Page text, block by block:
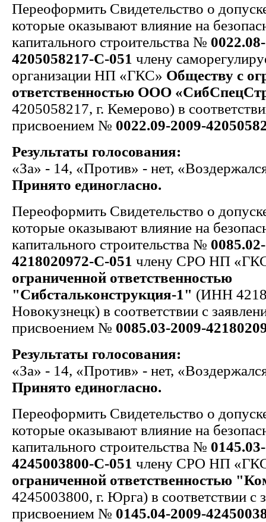
Переоформить Свидетельство о
которые оказывают влияние на
капитального строительства №
4205058217-С-051 члену
организации НП «ГКС» Обществу с
ответственностью ООО
4205058217, г. Кемерово) в
присвоением № 0022.09-2009-
Результаты голосования:
«За» - 14, «Против» - нет,
Принято единогласно.
Переоформить Свидетельство о
которые оказывают влияние на
капитального строительства №
4218020972-С-051 члену СРО НП
ограниченной ответственностью
"Сибстальконструкция-1" (ИНН
Новокузнецк) в соответствии с
присвоением № 0085.03-2009-
Результаты голосования:
«За» - 14, «Против» - нет,
Принято единогласно.
Переоформить Свидетельство о
которые оказывают влияние на
капитального строительства №
4245003800-С-051 члену СРО НП
ограниченной ответственностью
4245003800, г. Юрга) в соответствии с
присвоением № 0145.04-2009-